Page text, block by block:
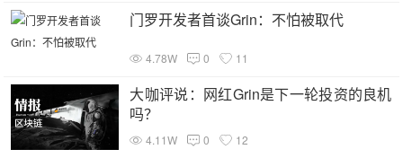
门罗开发者首谈Grin：不怕被取代
4.78W 0 11
大咖评说：网红Grin是下一轮投资的良机
吗？
4.11W 0 12